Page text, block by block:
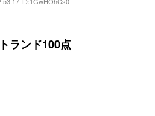
ランド100点